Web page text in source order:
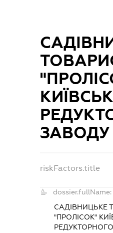
ЗАВОДУ
riskFactors.title
dossier.fullName:
САДІВНИЦЬКЕ
"ПРОЛІСОК"